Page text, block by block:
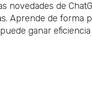
novedades de
Aprende de forma
ganar